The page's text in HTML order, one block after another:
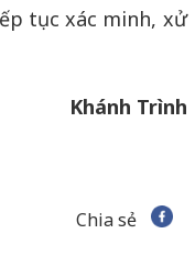
tục xác minh, xử
Khánh Trình
Chia sẻ